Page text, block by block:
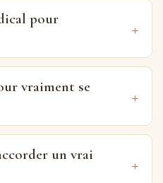
pour
vraiment se
un vrai